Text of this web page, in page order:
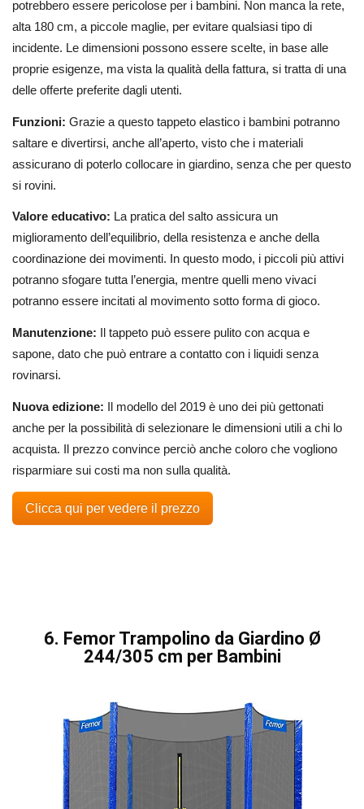
potrebbero essere pericolose per i bambini. Non manca la rete,
alta 180 cm, a piccole maglie, per evitare qualsiasi tipo di
incidente. Le dimensioni possono essere scelte, in base alle
proprie esigenze, ma vista la qualità della fattura, si tratta di una
delle offerte preferite dagli utenti.
Funzioni: Grazie a questo tappeto elastico i bambini potranno
saltare e divertirsi, anche all’aperto, visto che i materiali
assicurano di poterlo collocare in giardino, senza che per questo
si rovini.
Valore educativo: La pratica del salto assicura un
miglioramento dell’equilibrio, della resistenza e anche della
coordinazione dei movimenti. In questo modo, i piccoli più attivi
potranno sfogare tutta l’energia, mentre quelli meno vivaci
potranno essere incitati al movimento sotto forma di gioco.
Manutenzione: Il tappeto può essere pulito con acqua e
sapone, dato che può entrare a contatto con i liquidi senza
rovinarsi.
Nuova edizione: Il modello del 2019 è uno dei più gettonati
anche per la possibilità di selezionare le dimensioni utili a chi lo
acquista. Il prezzo convince perciò anche coloro che vogliono
risparmiare sui costi ma non sulla qualità.
Clicca qui per vedere il prezzo
6. Femor Trampolino da Giardino Ø
244/305 cm per Bambini